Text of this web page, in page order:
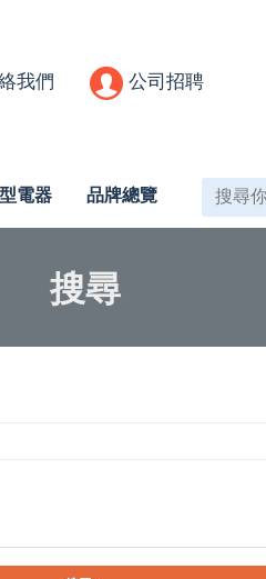
我們 公司招聘
電器 品牌總覽
搜尋